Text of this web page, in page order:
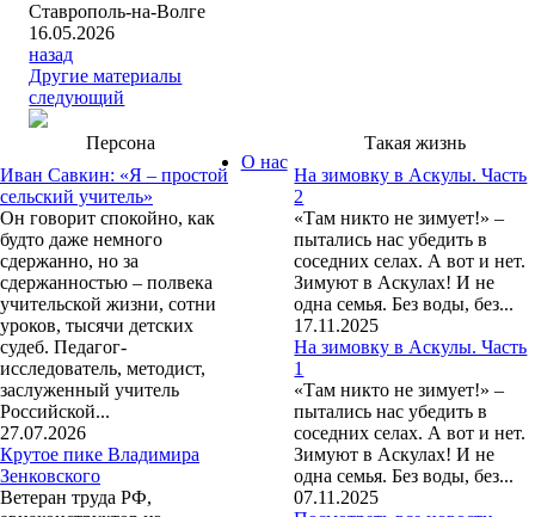
Ставрополь-на-Волге
16.05.2026
назад
Другие материалы
следующий
Персона
Иван Савкин: «Я – простой
сельский учитель»
Он говорит спокойно, как
будто даже немного
сдержанно, но за
сдержанностью – полвека
учительской жизни, сотни
уроков, тысячи детских
судеб. Педагог-
исследователь, методист,
заслуженный учитель
Российской...
27.07.2026
Крутое пике Владимира
Зенковского
Ветеран труда РФ,
Такая жизнь
На зимовку в Аскулы. Часть
2
«Там никто не зимует!» –
пытались нас убедить в
соседних селах. А вот и нет.
Зимуют в Аскулах! И не
одна семья. Без воды, без...
17.11.2025
На зимовку в Аскулы. Часть
1
«Там никто не зимует!» –
пытались нас убедить в
соседних селах. А вот и нет.
Зимуют в Аскулах! И не
одна семья. Без воды, без...
07.11.2025
О нас